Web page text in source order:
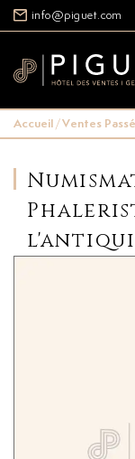
info@piguet.com
Accueil/Ventes